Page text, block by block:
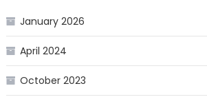
January 2026
April 2024
October 2023